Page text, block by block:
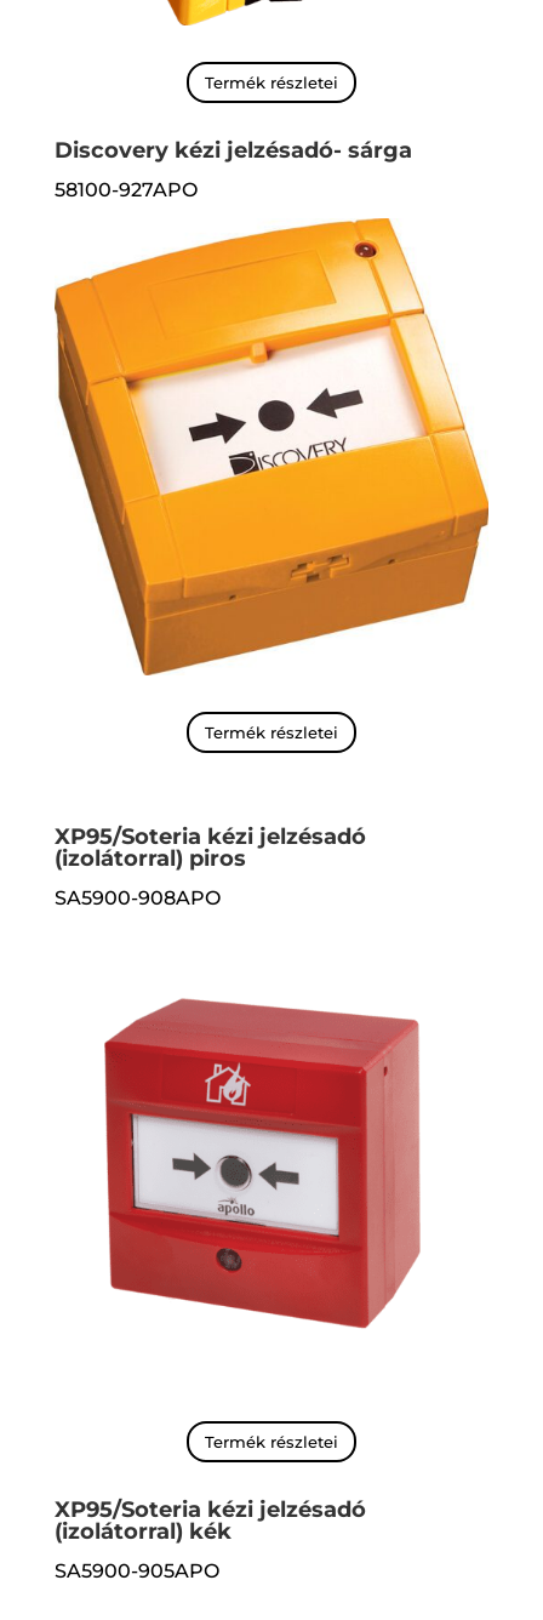
Termék részletei
Discovery kézi jelzésadó- sárga
58100-927APO
Termék részletei
XP95/Soteria kézi jelzésadó
(izolátorral) piros
SA5900-908APO
Termék részletei
XP95/Soteria kézi jelzésadó
(izolátorral) kék
SA5900-905APO